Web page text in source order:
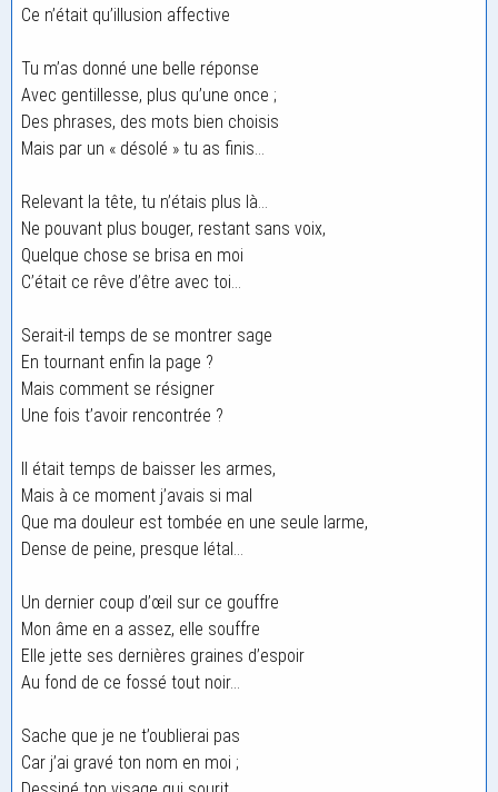
Ce n’était qu’illusion affective
Tu m’as donné une belle réponse
Avec gentillesse, plus qu’une once ;
Des phrases, des mots bien choisis
Mais par un « désolé » tu as finis…
Relevant la tête, tu n’étais plus là…
Ne pouvant plus bouger, restant sans voix,
Quelque chose se brisa en moi
C’était ce rêve d’être avec toi…
Serait-il temps de se montrer sage
En tournant enfin la page ?
Mais comment se résigner
Une fois t’avoir rencontrée ?
Il était temps de baisser les armes,
Mais à ce moment j’avais si mal
Que ma douleur est tombée en une seule larme,
Dense de peine, presque létal…
Un dernier coup d’œil sur ce gouffre
Mon âme en a assez, elle souffre
Elle jette ses dernières graines d’espoir
Au fond de ce fossé tout noir…
Sache que je ne t’oublierai pas
Car j’ai gravé ton nom en moi ;